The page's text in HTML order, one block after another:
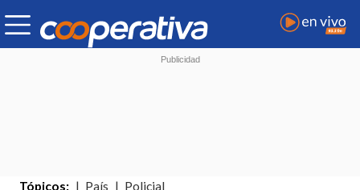
Tópicos: País Policial